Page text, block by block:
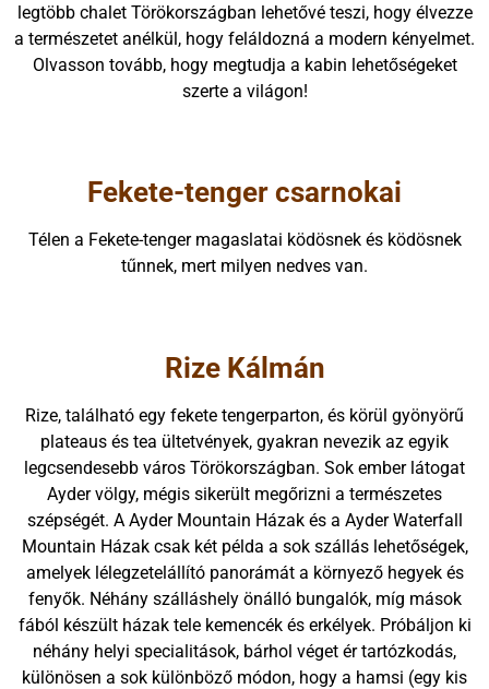
legtöbb chalet Törökországban lehetővé teszi, hogy élvezze
a természetet anélkül, hogy feláldozná a modern kényelmet.
Olvasson tovább, hogy megtudja a kabin lehetőségeket
szerte a világon!
Fekete-tenger csarnokai
Télen a Fekete-tenger magaslatai ködösnek és ködösnek
tűnnek, mert milyen nedves van.
Rize Kálmán
Rize, található egy fekete tengerparton, és körül gyönyörű
plateaus és tea ültetvények, gyakran nevezik az egyik
legcsendesebb város Törökországban. Sok ember látogat
Ayder völgy, mégis sikerült megőrizni a természetes
szépségét. A Ayder Mountain Házak és a Ayder Waterfall
Mountain Házak csak két példa a sok szállás lehetőségek,
amelyek lélegzetelállító panorámát a környező hegyek és
fenyők. Néhány szálláshely önálló bungalók, míg mások
fából készült házak tele kemencék és erkélyek. Próbáljon ki
néhány helyi specialitások, bárhol véget ér tartózkodás,
különösen a sok különböző módon, hogy a hamsi (egy kis